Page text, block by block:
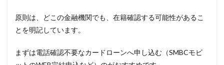
原則は、どこの金融機関でも、在籍確認する可能性があるこ
とを明記しています。
まずは電話確認不要なカードローンへ申し込む（SMBCモビ